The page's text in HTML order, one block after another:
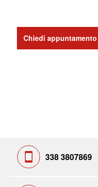
Chiedi appuntamento
338 3807869